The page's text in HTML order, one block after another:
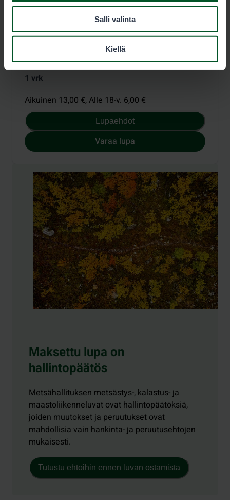
Salli valinta
Kiellä
1.8.–9.9.2026, 10.9.–31.10.2026,
1.11.2026–28.2.2027
Hinnasto
1 vrk
Aikuinen 13,00 €,Alle 18-v. 6,00 €
Lupaehdot
Varaa lupa
Maksettu lupa on
hallintopäätös
Metsähallituksen metsästys-, kalastus- ja
maastoliikenneluvat ovat hallintopäätöksiä,
joiden muutokset ja peruutukset ovat
mahdollisia vain hankinta- ja peruutusehtojen
mukaisesti.
Tutustu ehtoihin ennen luvan ostamista